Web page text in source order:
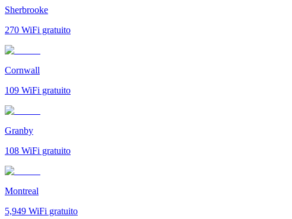
Sherbrooke
270 WiFi gratuito
Cornwall
109 WiFi gratuito
Granby
108 WiFi gratuito
Montreal
5,949 WiFi gratuito